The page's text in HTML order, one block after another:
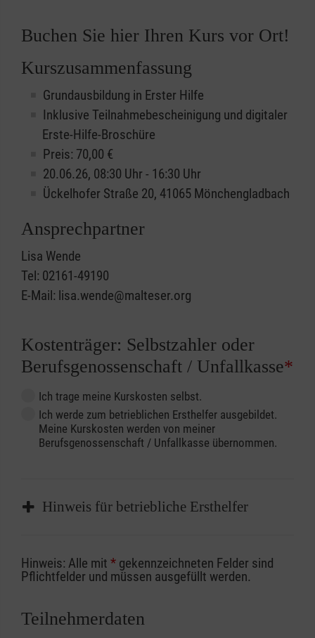
Buchen Sie hier Ihren Kurs vor Ort!
Kurszusammenfassung
Grundausbildung in Erster Hilfe
Inklusive Teilnahmebescheinigung und digitaler
Erste-Hilfe-Broschüre
Preis: 70,00 €
20.06.26, 08:30 Uhr - 16:30 Uhr
Ückelhofer Straße 20, 41065 Mönchengladbach
Ansprechpartner
Lisa Wende
Tel: 02161-49190
E-Mail: lisa.wende@malteser.org
Kostenträger: Selbstzahler oder
Berufsgenossenschaft / Unfallkasse*
Ich trage meine Kurskosten selbst.
Ich werde zum betrieblichen Ersthelfer ausgebildet.
Meine Kurskosten werden von meiner
Berufsgenossenschaft / Unfallkasse übernommen.
Hinweis für betriebliche Ersthelfer
Sofern Sie ein Kostenübernahmeverfahren
Ihrer Berufsgenossenschaft / Unfallkasse
Abrechnungsunterlagen spätestens zu
Hinweis: Alle mit * gekennzeichneten Felder sind
Pflichtfelder und müssen ausgefüllt werden.
Teilnehmerdaten